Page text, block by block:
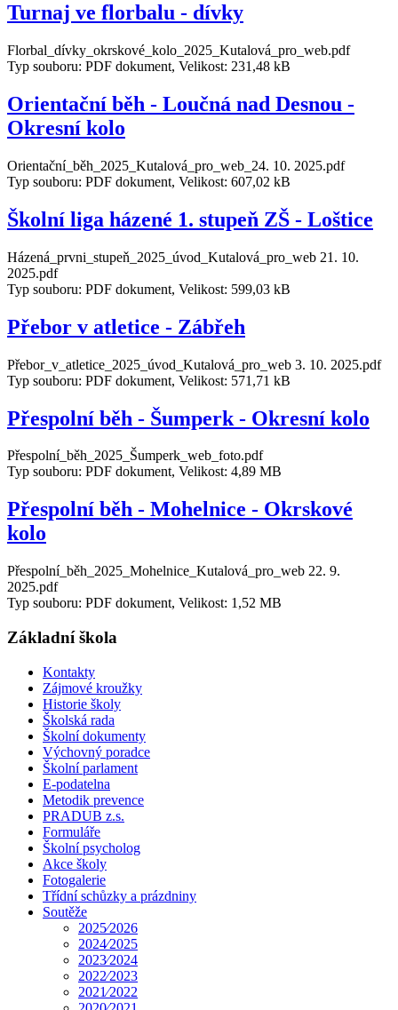
Turnaj ve florbalu - dívky
Florbal_dívky_okrskové_kolo_2025_Kutalová_pro_web.pdf
Typ souboru: PDF dokument, Velikost: 231,48 kB
Orientační běh - Loučná nad Desnou -
Okresní kolo
Orientační_běh_2025_Kutalová_pro_web_24. 10. 2025.pdf
Typ souboru: PDF dokument, Velikost: 607,02 kB
Školní liga házené 1. stupeň ZŠ - Loštice
Házená_prvni_stupeň_2025_úvod_Kutalová_pro_web 21. 10.
2025.pdf
Typ souboru: PDF dokument, Velikost: 599,03 kB
Přebor v atletice - Zábřeh
Přebor_v_atletice_2025_úvod_Kutalová_pro_web 3. 10. 2025.pdf
Typ souboru: PDF dokument, Velikost: 571,71 kB
Přespolní běh - Šumperk - Okresní kolo
Přespolní_běh_2025_Šumperk_web_foto.pdf
Typ souboru: PDF dokument, Velikost: 4,89 MB
Přespolní běh - Mohelnice - Okrskové
kolo
Přespolní_běh_2025_Mohelnice_Kutalová_pro_web 22. 9.
2025.pdf
Typ souboru: PDF dokument, Velikost: 1,52 MB
Základní škola
Kontakty
Zájmové kroužky
Historie školy
Školská rada
Školní dokumenty
Výchovný poradce
Školní parlament
E-podatelna
Metodik prevence
PRADUB z.s.
Formuláře
Školní psycholog
Akce školy
Fotogalerie
Třídní schůzky a prázdniny
Soutěže
2025⁄2026
2024⁄2025
2023⁄2024
2022⁄2023
2021⁄2022